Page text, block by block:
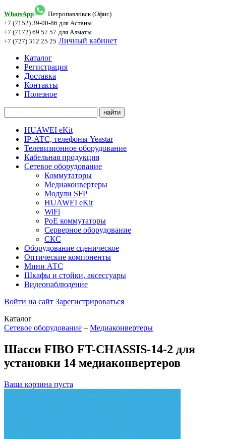
WhatsApp
Петропавловск (Офис)
+7 (7152) 39-00-86 для Астаны
+7 (7172) 69 57 57 для Алматы
+7 (727) 312 25 25 Личный кабинет
Каталог
Регистрация
Доставка
Контакты
Полезное
HUAWEI eKit
IP-АТС, телефоны Yeastar
Телевизионное оборудование
Кабельная продукция
Сетевое оборудование
Коммутаторы
Медиаконвертеры
Модули SFP
HUAWEI eKit
WiFi
PoE коммутаторы
Серверное оборудование
СКС
Оборудование сценическое
Оптические компоненты
Мини АТС
Шкафы и стойки, аксессуары
Видеонаблюдение
Войти на сайт Зарегистрироваться
Каталог
Сетевое оборудование – Медиаконвертеры
Шасси FIBO FT-CHASSIS-14-2 для
установки 14 медиаконвертеров
Ваша корзина пуста